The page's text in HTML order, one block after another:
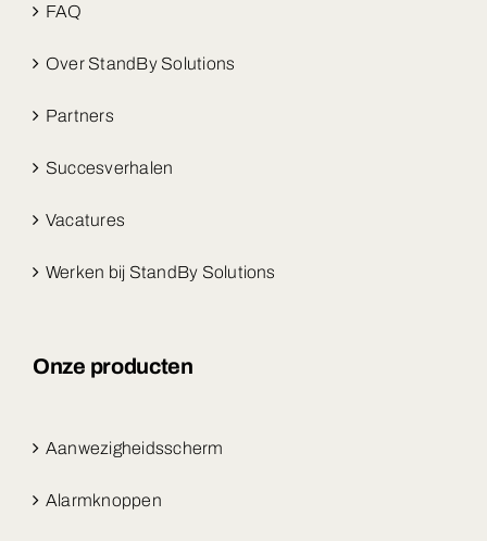
FAQ
Over StandBy Solutions
Partners
Succesverhalen
Vacatures
Werken bij StandBy Solutions
Onze producten
Aanwezigheidsscherm
Alarmknoppen